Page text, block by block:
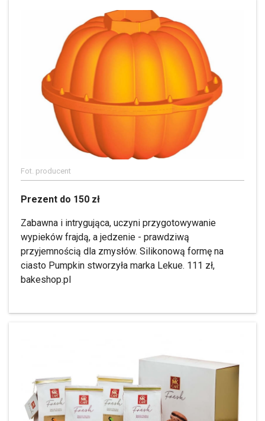
Fot. producent
Prezent do 150 zł
Zabawna i intrygująca, uczyni przygotowywanie
wypieków frajdą, a jedzenie - prawdziwą
przyjemnością dla zmysłów. Silikonową formę na
ciasto Pumpkin stworzyła marka Lekue. 111 zł,
bakeshop.pl